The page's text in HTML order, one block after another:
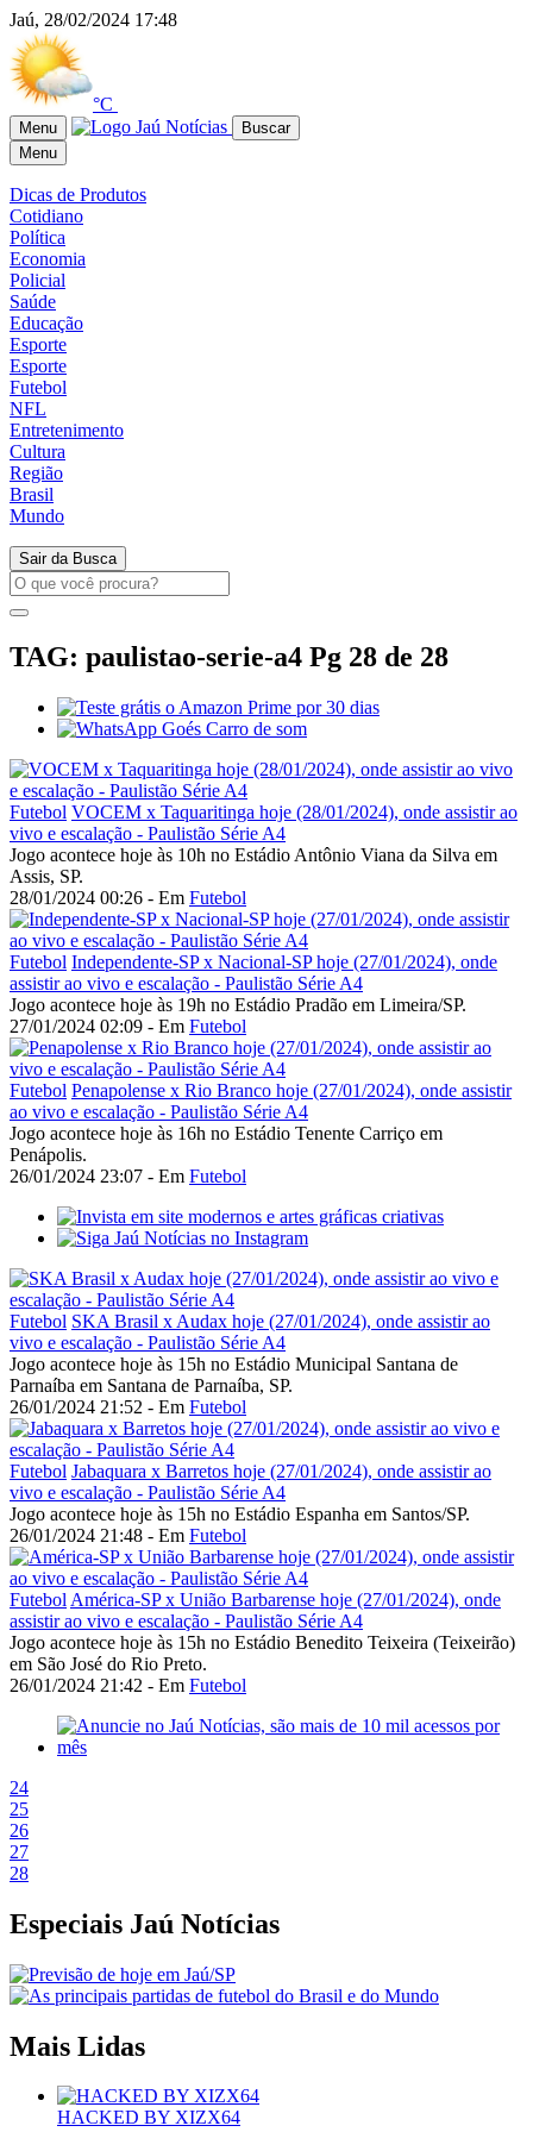
Jaú, 28/02/2024 17:48
°C
Menu
Buscar
Menu
Dicas de Produtos
Cotidiano
Política
Economia
Policial
Saúde
Educação
Esporte
Esporte
Futebol
NFL
Entretenimento
Cultura
Região
Brasil
Mundo
Sair da Busca
TAG: paulistao-serie-a4 Pg 28 de 28
Futebol VOCEM x Taquaritinga hoje (28/01/2024), onde assistir ao
vivo e escalação - Paulistão Série A4
Jogo acontece hoje às 10h no Estádio Antônio Viana da Silva em
Assis, SP.
28/01/2024 00:26 - Em Futebol
Futebol Independente-SP x Nacional-SP hoje (27/01/2024), onde
assistir ao vivo e escalação - Paulistão Série A4
Jogo acontece hoje às 19h no Estádio Pradão em Limeira/SP.
27/01/2024 02:09 - Em Futebol
Futebol Penapolense x Rio Branco hoje (27/01/2024), onde assistir
ao vivo e escalação - Paulistão Série A4
Jogo acontece hoje às 16h no Estádio Tenente Carriço em
Penápolis.
26/01/2024 23:07 - Em Futebol
Futebol SKA Brasil x Audax hoje (27/01/2024), onde assistir ao
vivo e escalação - Paulistão Série A4
Jogo acontece hoje às 15h no Estádio Municipal Santana de
Parnaíba em Santana de Parnaíba, SP.
26/01/2024 21:52 - Em Futebol
Futebol Jabaquara x Barretos hoje (27/01/2024), onde assistir ao
vivo e escalação - Paulistão Série A4
Jogo acontece hoje às 15h no Estádio Espanha em Santos/SP.
26/01/2024 21:48 - Em Futebol
Futebol América-SP x União Barbarense hoje (27/01/2024), onde
assistir ao vivo e escalação - Paulistão Série A4
Jogo acontece hoje às 15h no Estádio Benedito Teixeira (Teixeirão)
em São José do Rio Preto.
26/01/2024 21:42 - Em Futebol
24
25
26
27
28
Especiais Jaú Notícias
Mais Lidas
HACKED BY XIZX64